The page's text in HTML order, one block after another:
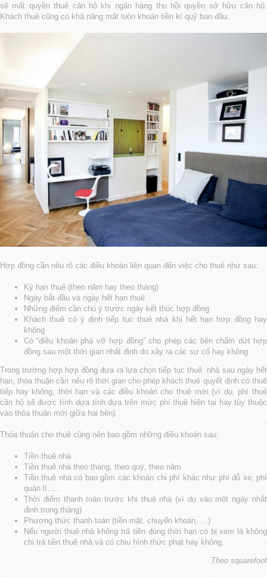
sẽ mất quyền thuê căn hộ khi ngân hàng thu hồi quyền sở hữu căn hộ.
Khách thuê cũng có khả năng mất luôn khoản tiền kí quỹ ban đầu.
Hợp đồng cần nêu rõ các điều khoản liên quan đến việc cho thuê như sau:
Kỳ hạn thuê (theo năm hay theo tháng)
Ngày bắt đầu và ngày hết hạn thuê
Những điểm cần chú ý trước ngày kết thúc hợp đồng
Khách thuê có ý định tiếp tục thuê nhà khi hết hạn hợp đồng hay
không
Có “điều khoản phá vỡ hợp đồng” cho phép các bên chấm dứt hợp
đồng sau một thời gian nhất định do xảy ra các sự cố hay không.
Trong trường hợp hợp đồng đưa ra lựa chọn tiếp tục thuê nhà sau ngày hết
hạn, thỏa thuận cần nêu rõ thời gian cho phép khách thuê quyết định có thuê
tiếp hay không, thời hạn và các điều khoản cho thuê mới (ví dụ, phí thuê
căn hộ sẽ được tính dựa tính dựa trên mức phí thuê hiện tại hay tùy thuộc
vào thỏa thuận mới giữa hai bên).
Thỏa thuận cho thuê cũng nên bao gồm những điều khoản sau:
Tiền thuê nhà
Tiền thuê nhà theo tháng, theo quý, theo năm
Tiền thuê nhà có bao gồm các khoản chi phí khác như phí đỗ xe, phí
quản lí…..
Thời điểm thanh toán trước khi thuê nhà (ví dụ vào một ngày nhất
định trong tháng)
Phương thức thanh toán (tiền mặt, chuyển khoản, …)
Nếu người thuê nhà không trả tiền đúng thời hạn có bị xem là không
chi trả tiền thuê nhà và có chiu hình thức phạt hay không.
Theo squarefoot